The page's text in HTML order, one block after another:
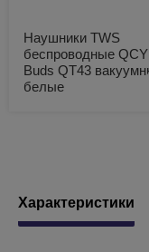
Наушники TWS
беспроводные QCY
Buds QT43
белые
Характеристики